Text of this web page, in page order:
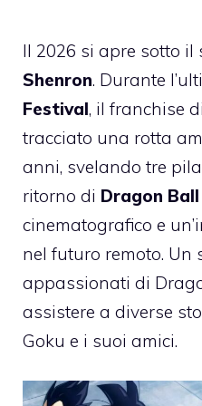
Il 2026 si apre sotto il
Shenron. Durante
Festival, il franchise di
tracciato una rotta
anni, svelando tre
ritorno di Dragon
cinematografico e
nel futuro remoto. Un
appassionati di
assistere a diverse
Goku e i suoi amici.